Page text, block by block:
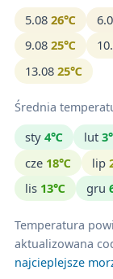
5.08 26℃
9.08 25℃
13.08 25℃
Średnia
sty 4℃ lut
cze 18℃ lip
lis 13℃ gru
Temperatura
aktualizowana
najcieplejsze